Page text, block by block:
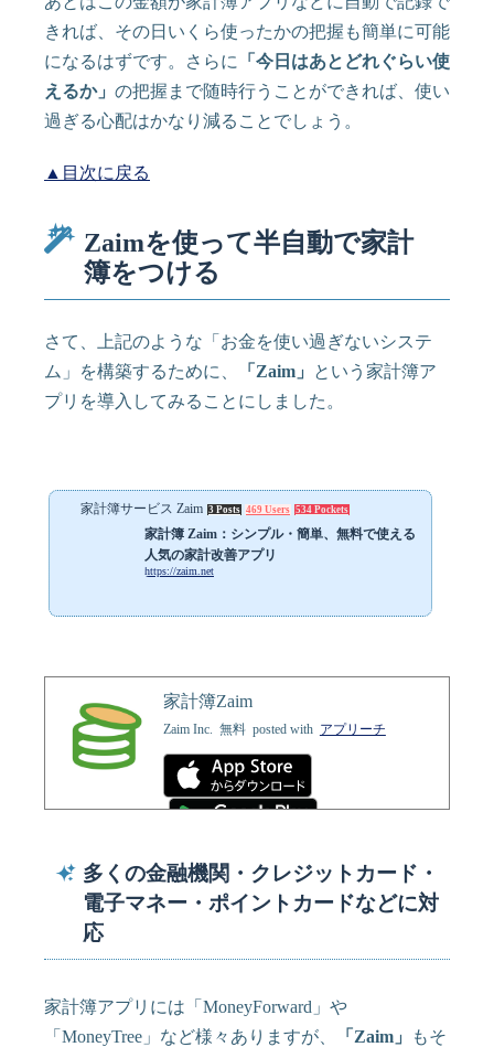
きれば、その日いくら使ったかの把握も簡単に可能
になるはずです。さらに 「今日はあとどれぐらい使
えるか」 の把握まで随時行うことができれば、使い
過ぎる心配はかなり減ることでしょう。
▲目次に戻る
Zaimを使って半自動で家計
簿をつける
さて、上記のような「お金を使い過ぎないシステ
ム」を構築するために、
「Zaim」
という家計簿ア
プリを導入してみることにしました。
家計簿サービス Zaim 3 Posts 469 Users 534 Pockets
家計簿 Zaim：シンプル・簡単、無料で使える
人気の家計改善アプリ
https://zaim.net
家計簿Zaim
Zaim Inc. 無料 posted with アプリーチ
多くの金融機関・クレジットカード・
電子マネー・ポイントカードなどに対
応
家計簿アプリには「MoneyForward」や
「MoneyTree」など様々ありますが、
「Zaim」
もそ